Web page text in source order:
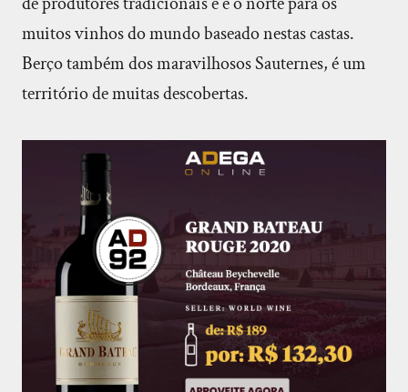
muitos vinhos do mundo baseado nestas castas.
Berço também dos maravilhosos Sauternes, é um
território de muitas descobertas.